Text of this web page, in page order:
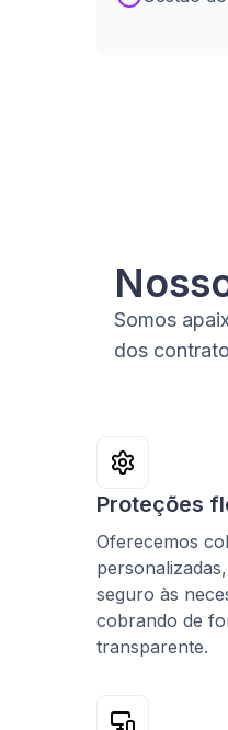
Somos
dos
Proteções
Oferecemos
seguro às
cobrando de
transparente.